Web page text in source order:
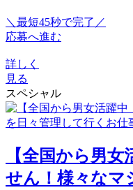
＼最短45秒で完了／
応募へ進む
詳しく
見る
スペシャル
【全国から男
せん！様々なマ